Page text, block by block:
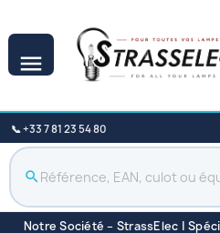

📞 +33 7 81 23 54 80
search
Notre Société – StrassElec |